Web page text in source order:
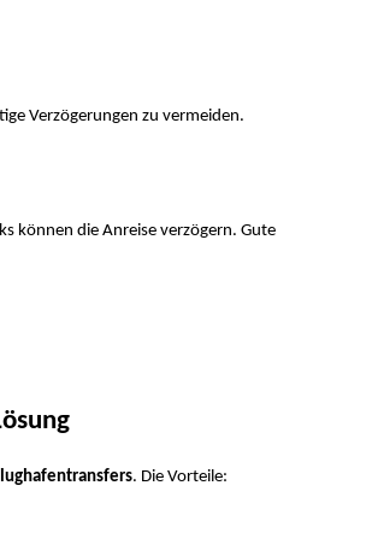
Verzögerungen zu vermeiden.
können die Anreise verzögern. Gute
. Die Vorteile: